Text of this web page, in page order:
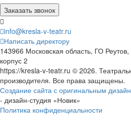
Заказать звонок
info@kresla-v-teatr.ru
Написать директору
143966 Московская область, ГО
корпус 2
https://kresla-v-teatr.ru © 2026.
производителя. Все права защищены.
Создание сайта с оригинальным
- дизайн-студия «Новик»
Политика конфиденциальности